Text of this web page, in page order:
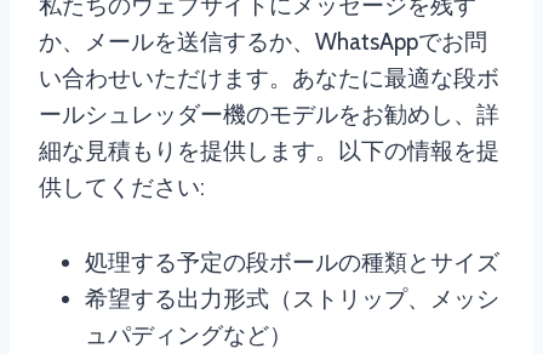
か、メールを送信するか、WhatsAppでお問
い合わせいただけます。あなたに最適な段ボ
ールシュレッダー機のモデルをお勧めし、詳
細な見積もりを提供します。以下の情報を提
供してください:
処理する予定の段ボールの種類とサイズ
希望する出力形式（ストリップ、メッシ
ュパディングなど）